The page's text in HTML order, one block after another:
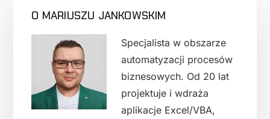
PANEL
BOCZNY
O MARIUSZU JANKOWSKIM
Specjalista w obszarze
automatyzacji procesów
biznesowych. Od 20 lat
projektuje i wdraża
aplikacje Excel/VBA,